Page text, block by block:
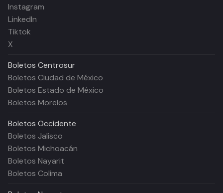
Instagram
LinkedIn
Tiktok
X
Boletos Centrosur
Boletos Ciudad de México
Boletos Estado de México
Boletos Morelos
Boletos Occidente
Boletos Jalisco
Boletos Michoacán
Boletos Nayarit
Boletos Colima